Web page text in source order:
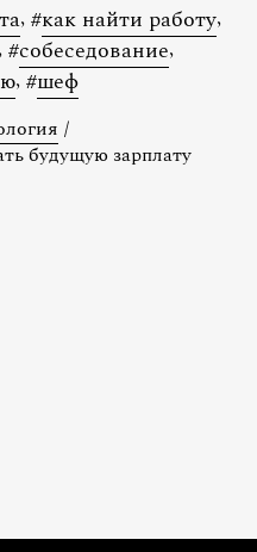
, #как найти работу,
, #собеседование,
, #шеф
/
будущую зарплату